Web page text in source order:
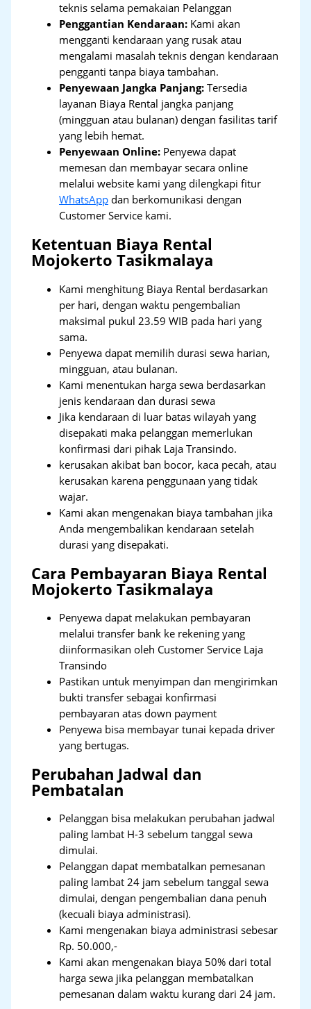
teknis selama pemakaian Pelanggan
Penggantian Kendaraan: Kami akan
mengganti kendaraan yang rusak atau
mengalami masalah teknis dengan kendaraan
pengganti tanpa biaya tambahan.
Penyewaan Jangka Panjang: Tersedia
layanan Biaya Rental jangka panjang
(mingguan atau bulanan) dengan fasilitas tarif
yang lebih hemat.
Penyewaan Online: Penyewa dapat
memesan dan membayar secara online
melalui website kami yang dilengkapi fitur
WhatsApp dan berkomunikasi dengan
Customer Service kami.
Ketentuan Biaya Rental
Mojokerto Tasikmalaya
Kami menghitung Biaya Rental berdasarkan
per hari, dengan waktu pengembalian
maksimal pukul 23.59 WIB pada hari yang
sama.
Penyewa dapat memilih durasi sewa harian,
mingguan, atau bulanan.
Kami menentukan harga sewa berdasarkan
jenis kendaraan dan durasi sewa
Jika kendaraan di luar batas wilayah yang
disepakati maka pelanggan memerlukan
konfirmasi dari pihak Laja Transindo.
kerusakan akibat ban bocor, kaca pecah, atau
kerusakan karena penggunaan yang tidak
wajar.
Kami akan mengenakan biaya tambahan jika
Anda mengembalikan kendaraan setelah
durasi yang disepakati.
Cara Pembayaran Biaya Rental
Mojokerto Tasikmalaya
Penyewa dapat melakukan pembayaran
melalui transfer bank ke rekening yang
diinformasikan oleh Customer Service Laja
Transindo
Pastikan untuk menyimpan dan mengirimkan
bukti transfer sebagai konfirmasi
pembayaran atas down payment
Penyewa bisa membayar tunai kepada driver
yang bertugas.
Perubahan Jadwal dan
Pembatalan
Pelanggan bisa melakukan perubahan jadwal
paling lambat H-3 sebelum tanggal sewa
dimulai.
Pelanggan dapat membatalkan pemesanan
paling lambat 24 jam sebelum tanggal sewa
dimulai, dengan pengembalian dana penuh
(kecuali biaya administrasi).
Kami mengenakan biaya administrasi sebesar
Rp. 50.000,-
Kami akan mengenakan biaya 50% dari total
harga sewa jika pelanggan membatalkan
pemesanan dalam waktu kurang dari 24 jam.